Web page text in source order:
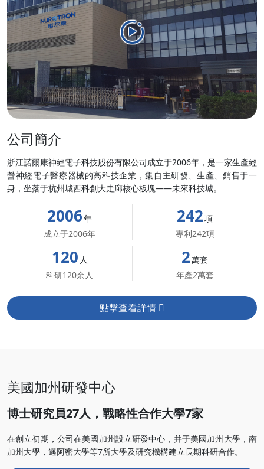
公司簡介
浙江諾爾康神經電子科技股份有限公司成立于2006年，是一家生產經
營神經電子醫療器械的高科技企業，集自主研發、生產、銷售于一
身，坐落于杭州城西科創大走廊核心板塊——未來科技城。
2006年
成立于2006年
242項
專利242項
120 人
科研120余人
2萬套
年產2萬套
點擊查看詳情
美國加州研發中心
博士研究員27人，戰略性合作大學7家
在創立初期，公司在美國加州設立研發中心，并于美國加州大學，南
加州大學，邁阿密大學等7所大學及研究機構建立長期科研合作。